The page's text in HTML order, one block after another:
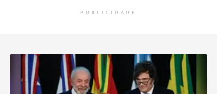
PUBLICIDADE